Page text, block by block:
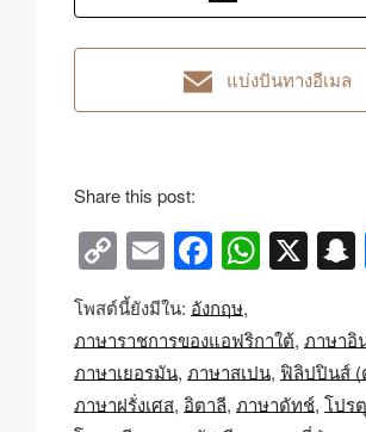
แบ่งปันทางอีเมล
Share this post:
C
o
p
y
Li
E
m
ail
F
a
c
e
b
W
at
s
A
X
โพสต์นี้ยังมีใน: อังกฤษ
ภาษาราชการของแอฟริกาใต้ ภาษาอิ
ภาษาเยอรมัน ภาษาสเปน ฟิลิปปินส์ (
ภาษาฝรั่งเศส อิตาลี ภาษาดัทช์ โปร